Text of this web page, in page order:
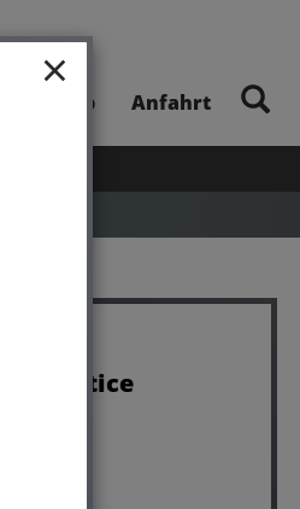
×App Anfahrt
Solstice